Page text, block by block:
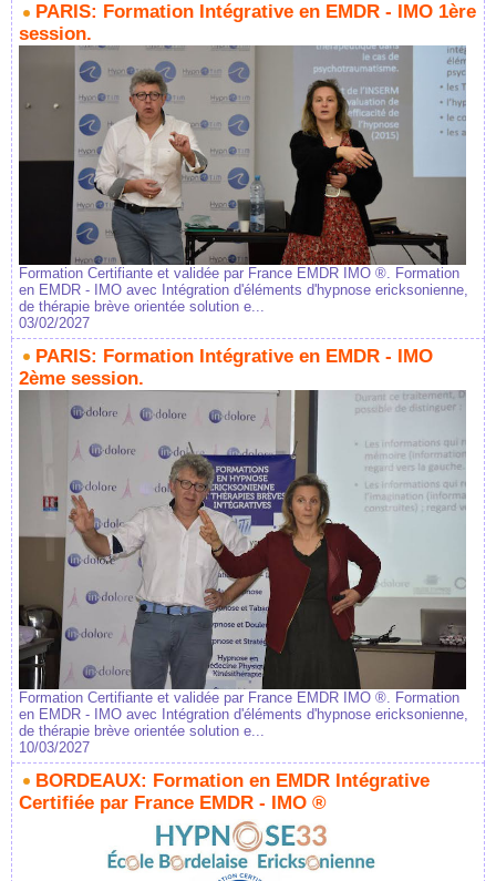
PARIS: Formation Intégrative en EMDR - IMO 1ère
session.
Formation Certifiante et validée par France EMDR IMO ®. Formation
en EMDR - IMO avec Intégration d'éléments d'hypnose ericksonienne,
de thérapie brève orientée solution e...
03/02/2027
PARIS: Formation Intégrative en EMDR - IMO
2ème session.
Formation Certifiante et validée par France EMDR IMO ®. Formation
en EMDR - IMO avec Intégration d'éléments d'hypnose ericksonienne,
de thérapie brève orientée solution e...
10/03/2027
BORDEAUX: Formation en EMDR Intégrative
Certifiée par France EMDR - IMO ®